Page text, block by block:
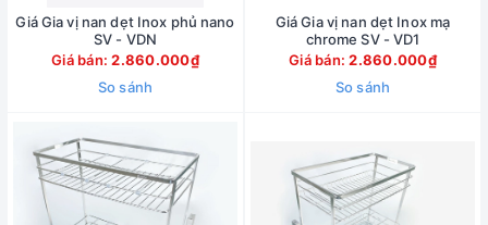
Giá Gia vị nan dẹt Inox phủ nano
SV - VDN
Giá bán:2.860.000₫
So sánh
Giá Gia vị nan dẹt Inox mạ
chrome SV - VD1
Giá bán:2.860.000₫
So sánh